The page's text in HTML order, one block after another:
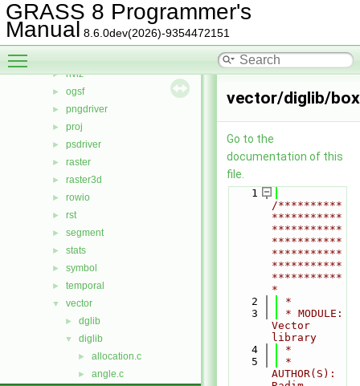
GRASS 8 Programmer's
Manual 8.6.0dev(2026)-9354472151
► iostream
► lidar
► linkm
► nviz
► ogsf
► pngdriver
► proj
► psdriver
► raster
► raster3d
► rowio
► rst
► segment
► stats
► symbol
► temporal
▼ vector
► dglib
▼ diglib
► allocation.c
► angle.c
vector/diglib/
Go to the
documentation of this
file.
    1
/**********
***********
***********
***********
***********
***********
***********
*
    2
*
    3
* MODULE:
Vector
library
    4
*
    5
*
AUTHOR(S):